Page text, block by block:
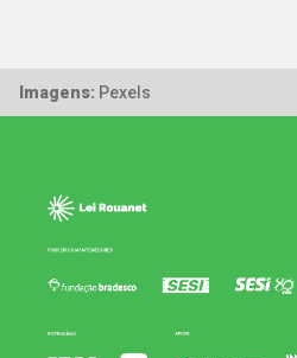
Imagens: Pexels